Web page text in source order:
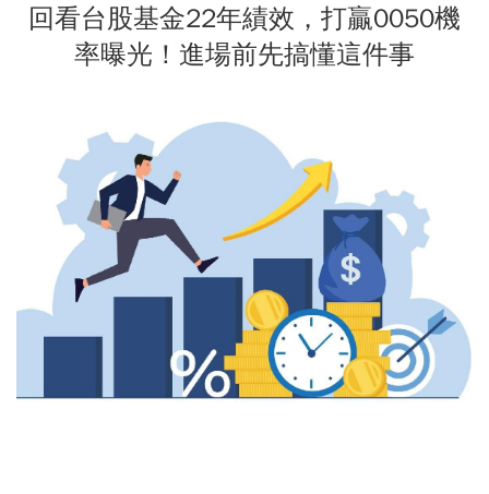
回看台股基金22年績效，打贏0050機
率曝光！進場前先搞懂這件事